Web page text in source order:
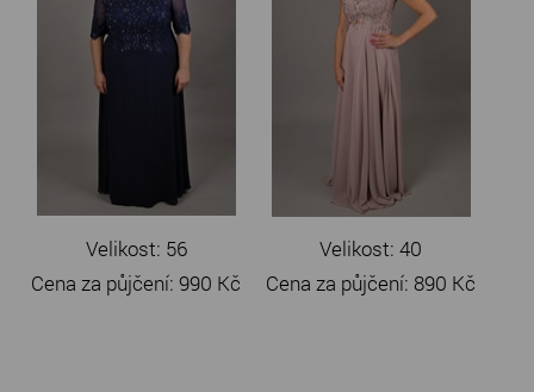
Velikost: 56
Cena za půjčení:990 Kč
Velikost: 40
Cena za půjčení: 890 Kč